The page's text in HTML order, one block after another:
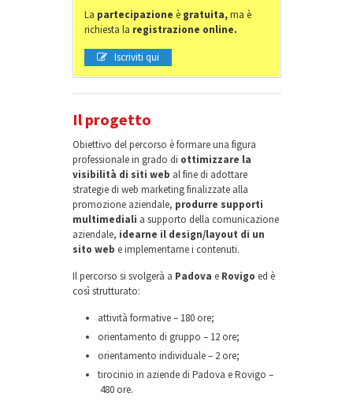
La partecipazione è gratuita,ma è
richiesta la registrazione online.
Iscriviti qui
Il progetto
Obiettivo del percorso è formare una figura
professionale in grado di ottimizzare la
visibilità di siti web al fine di adottare
strategie di web marketing finalizzate alla
promozione aziendale, produrre supporti
multimediali a supporto della comunicazione
aziendale, idearne il design/layout di un
sito web e implementarne i contenuti.
Il percorso si svolgerà a Padova e Rovigo ed è
così strutturato:
attività formative – 180 ore;
orientamento di gruppo – 12 ore;
orientamento individuale – 2 ore;
tirocinio in aziende di Padova e Rovigo –
480 ore.